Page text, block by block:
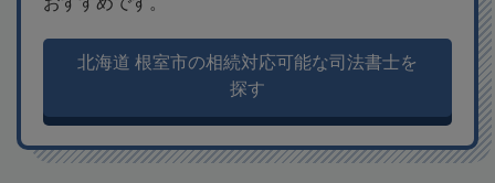
北海道 根室市の相続対応可能な司法書士を
探す